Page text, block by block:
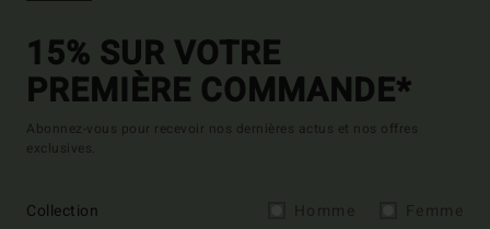
15% SUR VOTRE
PREMIÈRE COMMANDE*
Abonnez-vous pour recevoir nos dernières actus et nos offres
exclusives.
Collection